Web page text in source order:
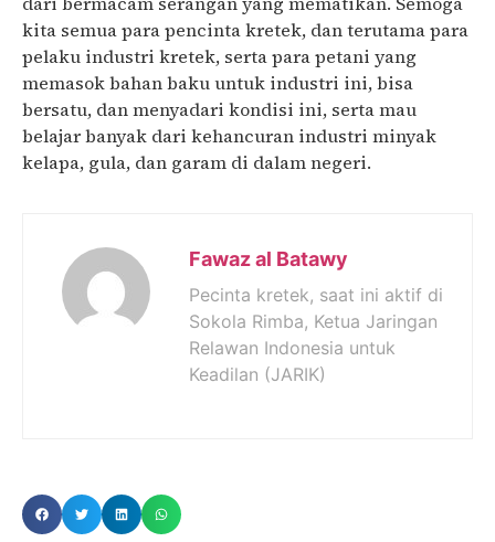
kita semua para pencinta kretek, dan terutama para
pelaku industri kretek, serta para petani yang
memasok bahan baku untuk industri ini, bisa
bersatu, dan menyadari kondisi ini, serta mau
belajar banyak dari kehancuran industri minyak
kelapa, gula, dan garam di dalam negeri.
Fawaz al Batawy
Pecinta kretek, saat ini aktif di
Sokola Rimba, Ketua Jaringan
Relawan Indonesia untuk
Keadilan (JARIK)